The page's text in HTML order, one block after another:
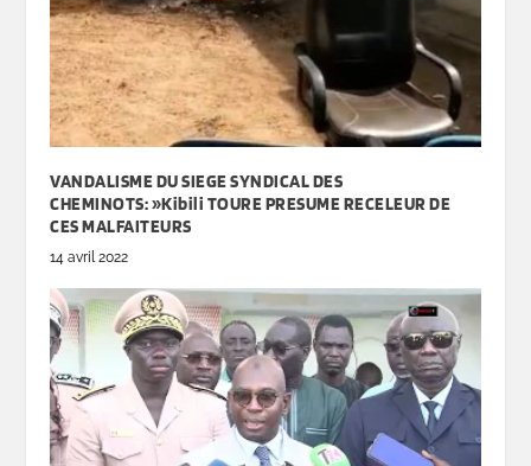
VANDALISME DU SIEGE SYNDICAL DES
CHEMINOTS: »Kibili TOURE PRESUME RECELEUR DE
CES MALFAITEURS
14 avril 2022